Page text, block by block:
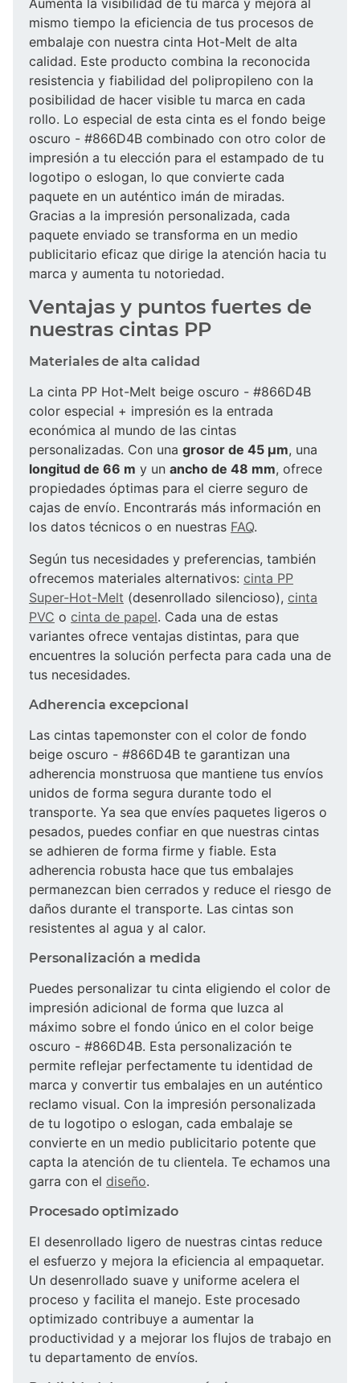
mismo tiempo la eficiencia de tus procesos de
embalaje con nuestra cinta Hot-Melt de alta
calidad. Este producto combina la reconocida
resistencia y fiabilidad del polipropileno con la
posibilidad de hacer visible tu marca en cada
rollo. Lo especial de esta cinta es el fondo beige
oscuro - #866D4B combinado con otro color de
impresión a tu elección para el estampado de tu
logotipo o eslogan, lo que convierte cada
paquete en un auténtico imán de miradas.
Gracias a la impresión personalizada, cada
paquete enviado se transforma en un medio
publicitario eficaz que dirige la atención hacia tu
marca y aumenta tu notoriedad.
Ventajas y puntos fuertes de
nuestras cintas PP
Materiales de alta calidad
La cinta PP Hot-Melt beige oscuro - #866D4B
color especial + impresión es la entrada
económica al mundo de las cintas
personalizadas. Con una grosor de 45 µm, una
longitud de 66 m y un ancho de 48 mm, ofrece
propiedades óptimas para el cierre seguro de
cajas de envío. Encontrarás más información en
los datos técnicos o en nuestras FAQ.
Según tus necesidades y preferencias, también
ofrecemos materiales alternativos: cinta PP
Super-Hot-Melt (desenrollado silencioso), cinta
PVC o cinta de papel. Cada una de estas
variantes ofrece ventajas distintas, para que
encuentres la solución perfecta para cada una de
tus necesidades.
Adherencia excepcional
Las cintas tapemonster con el color de fondo
beige oscuro - #866D4B te garantizan una
adherencia monstruosa que mantiene tus envíos
unidos de forma segura durante todo el
transporte. Ya sea que envíes paquetes ligeros o
pesados, puedes confiar en que nuestras cintas
se adhieren de forma firme y fiable. Esta
adherencia robusta hace que tus embalajes
permanezcan bien cerrados y reduce el riesgo de
daños durante el transporte. Las cintas son
resistentes al agua y al calor.
Personalización a medida
Puedes personalizar tu cinta eligiendo el color de
impresión adicional de forma que luzca al
máximo sobre el fondo único en el color beige
oscuro - #866D4B. Esta personalización te
permite reflejar perfectamente tu identidad de
marca y convertir tus embalajes en un auténtico
reclamo visual. Con la impresión personalizada
de tu logotipo o eslogan, cada embalaje se
convierte en un medio publicitario potente que
capta la atención de tu clientela. Te echamos una
garra con el diseño.
Procesado optimizado
El desenrollado ligero de nuestras cintas reduce
el esfuerzo y mejora la eficiencia al empaquetar.
Un desenrollado suave y uniforme acelera el
proceso y facilita el manejo. Este procesado
optimizado contribuye a aumentar la
productividad y a mejorar los flujos de trabajo en
tu departamento de envíos.